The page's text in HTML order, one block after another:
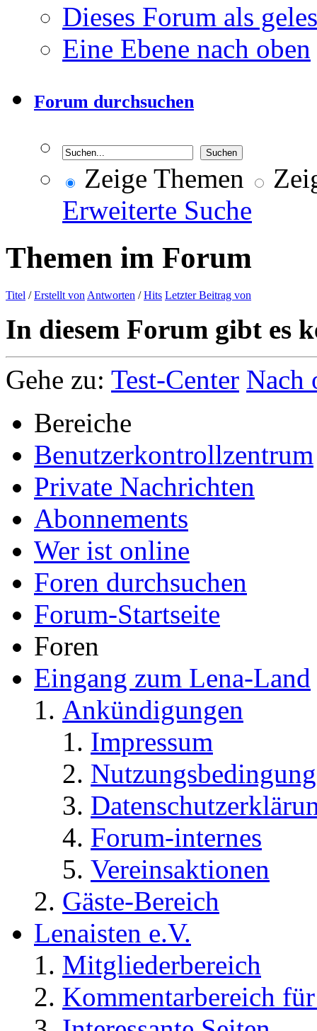
Dieses Forum als
Eine Ebene nach oben
Forum durchsuchen
Zeige Themen
Erweiterte Suche
Themen im Forum
Titel /Erstellt von Antworten /Hits Letzter Beitrag von
In diesem Forum gibt es
Gehe zu: Test-Center Nach
Bereiche
Benutzerkontrollzentrum
Private Nachrichten
Abonnements
Wer ist online
Foren durchsuchen
Forum-Startseite
Foren
Eingang zum Lena-Land
Ankündigungen
Impressum
Forum-internes
Vereinsaktionen
Gäste-Bereich
Lenaisten e.V.
Mitgliederbereich
Kommentarbereich